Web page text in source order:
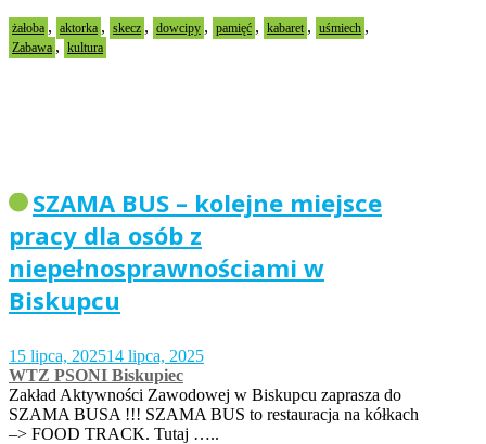
żałoba , aktorka , skecz , dowcipy , pamięć , kabaret , uśmiech ,
Zabawa , kultura
SZAMA BUS – kolejne miejsce
pracy dla osób z
niepełnosprawnościami w
Biskupcu
15 lipca, 202514 lipca, 2025
WTZ PSONI Biskupiec
Zakład Aktywności Zawodowej w Biskupcu zaprasza do
SZAMA BUSA !!! SZAMA BUS to restauracja na kółkach
–> FOOD TRACK. Tutaj …..